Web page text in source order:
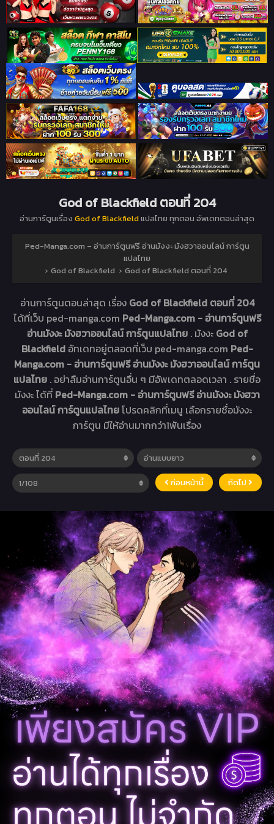
God of Blackfield ตอนที่ 204
อ่านการ์ตูนเรื่อง God of Blackfieldแปลไทย ทุกตอน อัพเดทตอนล่าสุด
Ped-Manga.com – อ่านการ์ตูนฟรี อ่านมังงะ มังฮวาออนไลน์ การ์ตูน
แปลไทย
› God of Blackfield › God of Blackfield ตอนที่ 204
อ่านการ์ตูนตอนล่าสุด เรื่อง God of Blackfield ตอนที่ 204
ได้ที่เว็บ ped-manga.com Ped-Manga.com - อ่านการ์ตูนฟรี
อ่านมังงะ มังฮวาออนไลน์ การ์ตูนแปลไทย . มังงะ God of
Blackfield อัทเดทอยู่ตลอดที่เว็บ ped-manga.com Ped-
Manga.com - อ่านการ์ตูนฟรี อ่านมังงะ มังฮวาออนไลน์ การ์ตูน
แปลไทย . อย่าลืมอ่านการ์ตูนอื่น ๆ มีอัพเดทตลอดเวลา . รายชื่อ
มังงะ ได้ที่ Ped-Manga.com - อ่านการ์ตูนฟรี อ่านมังงะ มังฮวา
ออนไลน์ การ์ตูนแปลไทยโปรดคลิกที่เมนู เลือกรายชื่อมังงะ
การ์ตูน มีให้อ่านมากกว่า1พันเรื่อง
ก่อนหน้านี้ ถัดไป